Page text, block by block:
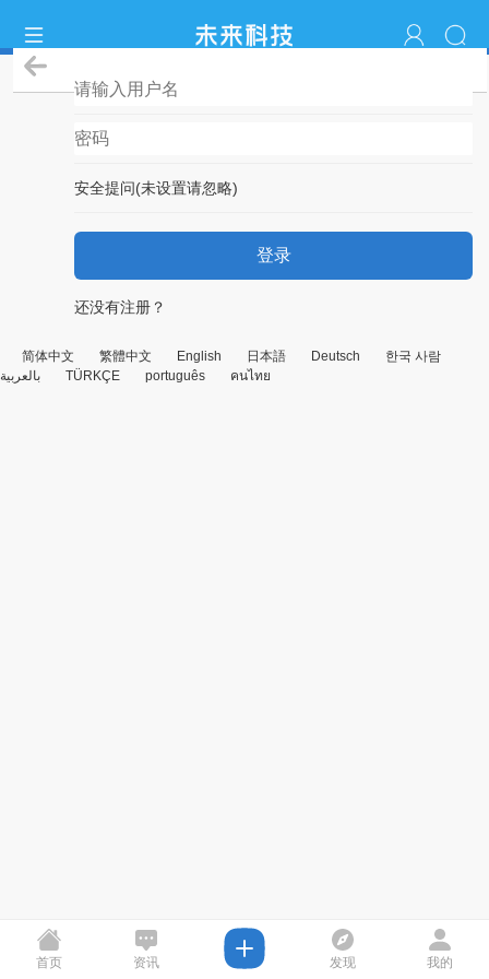
安全提问(未设置请忽略)
登录
还没有注册？
简体中文 繁體中文 English 日本語 Deutsch
한국 사람
بالعربية
TÜRKÇE português คนไทย
首页 资讯 发现 我的